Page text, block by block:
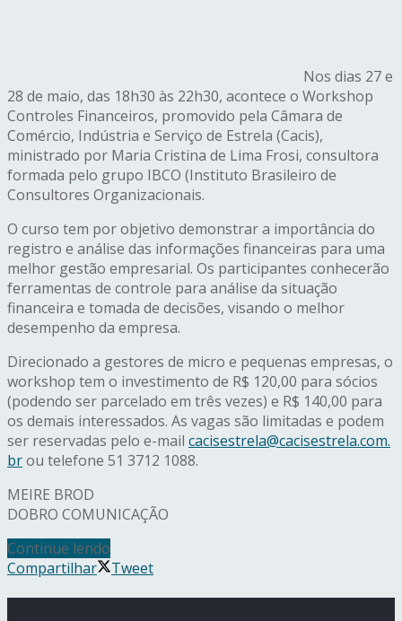
Nos dias 27 e
28 de maio, das 18h30 às 22h30, acontece o Workshop
Controles Financeiros, promovido pela Câmara de
Comércio, Indústria e Serviço de Estrela (Cacis),
ministrado por Maria Cristina de Lima Frosi, consultora
formada pelo grupo IBCO (Instituto Brasileiro de
Consultores Organizacionais.
O curso tem por objetivo demonstrar a importância do
registro e análise das informações financeiras para uma
melhor gestão empresarial. Os participantes conhecerão
ferramentas de controle para análise da situação
financeira e tomada de decisões, visando o melhor
desempenho da empresa.
Direcionado a gestores de micro e pequenas empresas, o
workshop tem o investimento de R$ 120,00 para sócios
(podendo ser parcelado em três vezes) e R$ 140,00 para
os demais interessados. As vagas são limitadas e podem
ser reservadas pelo e-mail cacisestrela@cacisestrela.com.
brou telefone 51 3712 1088.
MEIRE BROD
DOBRO COMUNICAÇÃO
Continue lendo
Compartilhar
Tweet